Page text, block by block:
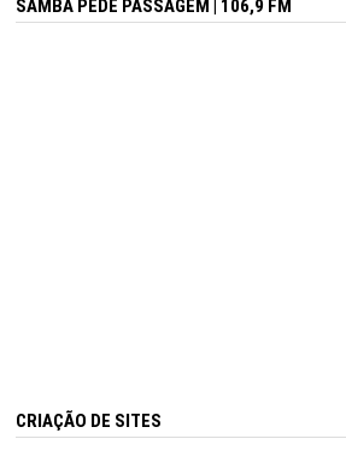
SAMBA PEDE PASSAGEM | 106,9 FM
CRIAÇÃO DE SITES